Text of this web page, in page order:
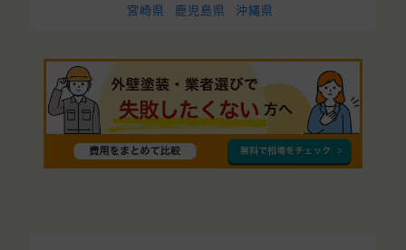
宮崎県
鹿児島県 沖縄県